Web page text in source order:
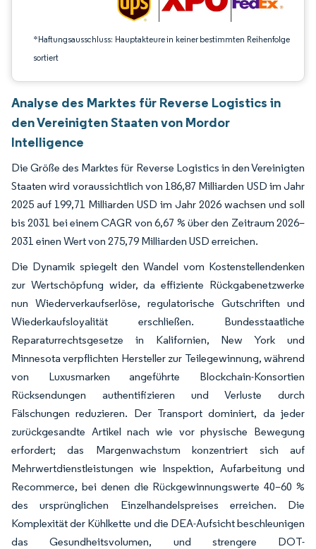
*Haftungsausschluss: Hauptakteure in keiner bestimmten Reihenfolge
sortiert
Analyse des Marktes für Reverse Logistics in
den Vereinigten Staaten von Mordor
Intelligence
Die Größe des Marktes für Reverse Logistics in den Vereinigten
Staaten wird voraussichtlich von 186,87 Milliarden USD im Jahr
2025 auf 199,71 Milliarden USD im Jahr 2026 wachsen und soll
bis 2031 bei einem CAGR von 6,67 % über den Zeitraum 2026–
2031 einen Wert von 275,79 Milliarden USD erreichen.
Die Dynamik spiegelt den Wandel vom Kostenstellendenken
zur Wertschöpfung wider, da effiziente Rückgabenetzwerke
nun Wiederverkaufserlöse, regulatorische Gutschriften und
Wiederkaufsloyalität erschließen. Bundesstaatliche
Reparaturrechtsgesetze in Kalifornien, New York und
Minnesota verpflichten Hersteller zur Teilegewinnung, während
von Luxusmarken angeführte Blockchain-Konsortien
Rücksendungen authentifizieren und Verluste durch
Fälschungen reduzieren. Der Transport dominiert, da jeder
zurückgesandte Artikel nach wie vor physische Bewegung
erfordert; das Margenwachstum konzentriert sich auf
Mehrwertdienstleistungen wie Inspektion, Aufarbeitung und
Recommerce, bei denen die Rückgewinnungswerte 40–60 %
des ursprünglichen Einzelhandelspreises erreichen. Die
Komplexität der Kühlkette und die DEA-Aufsicht beschleunigen
das Gesundheitsvolumen, und strengere DOT-